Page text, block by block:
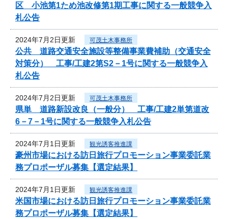
区 小池第1ため池改修第1期工事に関する一般競争入
札公告
2024年7月2日更新 可茂土木事務所
公共 道路交通安全施設等整備事業費補助（交通安全
対策分） 工事/工建2第S2－1号に関する一般競争入
札公告
2024年7月2日更新 可茂土木事務所
県単 道路新設改良（一般分） 工事/工建2単第道改
6－7－1号に関する一般競争入札公告
2024年7月1日更新 観光誘客推進課
豪州市場における訪日旅行プロモーション事業委託業
務プロポーザル募集【選定結果】
2024年7月1日更新 観光誘客推進課
米国市場における訪日旅行プロモーション事業委託業
務プロポーザル募集【選定結果】